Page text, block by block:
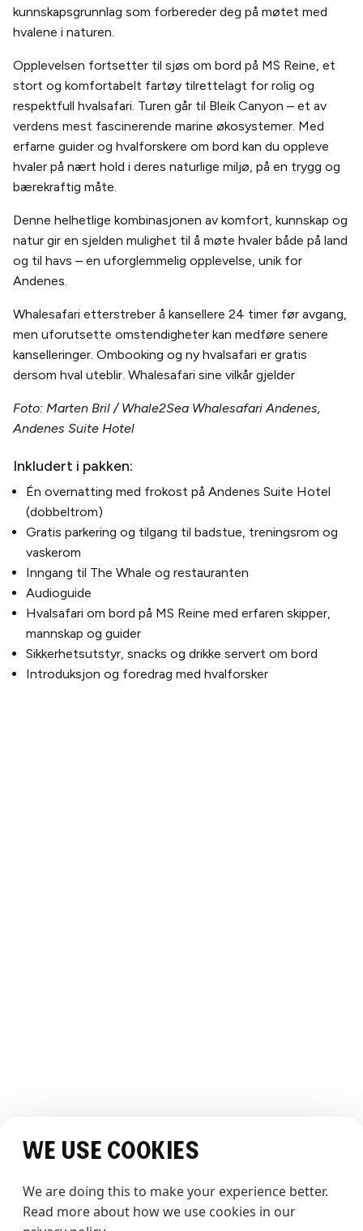
We use cookies
We are doing this to make your experience better.
Read more about how we use cookies in our
kunnskapsgrunnlag som forbereder deg på møtet med
hvalene i naturen.
Opplevelsen fortsetter til sjøs om bord på MS Reine, et
stort og komfortabelt fartøy tilrettelagt for rolig og
respektfull hvalsafari. Turen går til Bleik Canyon – et av
verdens mest fascinerende marine økosystemer. Med
erfarne guider og hvalforskere om bord kan du oppleve
hvaler på nært hold i deres naturlige miljø, på en trygg og
bærekraftig måte.
Denne helhetlige kombinasjonen av komfort, kunnskap og
natur gir en sjelden mulighet til å møte hvaler både på land
og til havs – en uforglemmelig opplevelse, unik for
Andenes.
Whalesafari etterstreber å kansellere 24 timer før avgang,
men uforutsette omstendigheter kan medføre senere
kanselleringer. Ombooking og ny hvalsafari er gratis
dersom hval uteblir. Whalesafari sine vilkår gjelder
Foto: Marten Bril / Whale2Sea Whalesafari Andenes,
Andenes Suite Hotel
Inkludert i pakken:
Én overnatting med frokost på Andenes Suite Hotel
(dobbeltrom)
Gratis parkering og tilgang til badstue, treningsrom og
vaskerom
Inngang til The Whale og restauranten
Audioguide
Hvalsafari om bord på MS Reine med erfaren skipper,
mannskap og guider
Sikkerhetsutstyr, snacks og drikke servert om bord
Introduksjon og foredrag med hvalforsker